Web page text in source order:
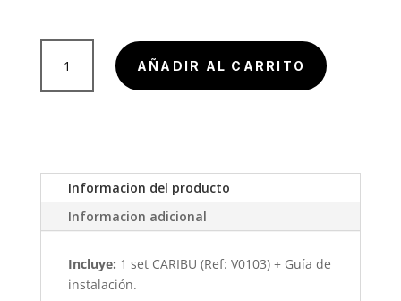
$
Decorativo
Geométrico
AÑADIR AL CARRITO
Informacion del producto
Informacion adicional
Incluye: 1 set CARIBU (Ref: V0103) + Guía de
instalación.